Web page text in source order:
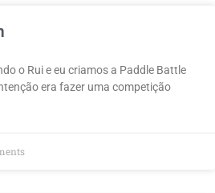
o Rui e eu criamos a Paddle Battle
era fazer uma competição